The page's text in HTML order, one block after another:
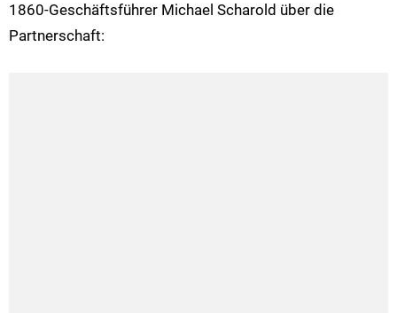
1860-Geschäftsführer Michael Scharold über die
Partnerschaft: